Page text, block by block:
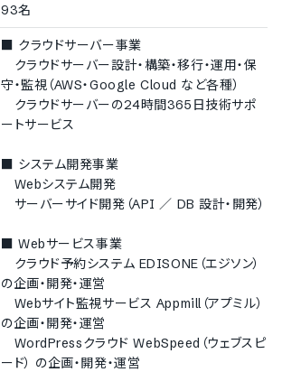
93名
■ クラウドサーバー事業
クラウドサーバー設計・構築・移行・運用・保
守・監視（AWS・Google Cloud など各種）
クラウドサーバーの24時間365日技術サポ
ートサービス
■ システム開発事業
Webシステム開発
サーバーサイド開発（API ／ DB 設計・開発）
■ Webサービス事業
クラウド予約システム EDISONE（エジソン）
の企画・開発・運営
Webサイト監視サービス Appmill（アプミル）
の企画・開発・運営
WordPressクラウド WebSpeed（ウェブスピ
ード） の企画・開発・運営